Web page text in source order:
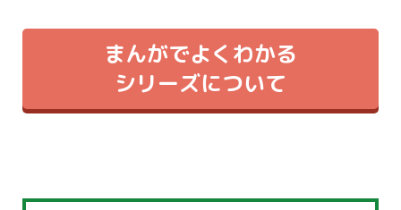
まんがでよくわかる
シリーズについて